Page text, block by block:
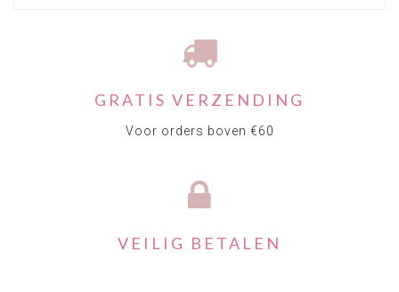
GRATIS VERZENDING
Voor orders boven €60
VEILIG BETALEN